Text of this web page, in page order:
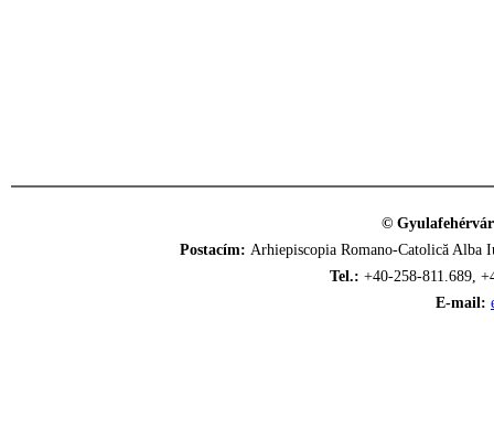
©
Postacím: Arhiepiscopia Romano-Catolică
Tel.: +40-258-811.689,
E-mail: